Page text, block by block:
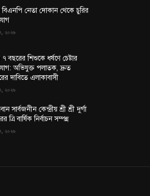
নেতা দোকান থেকে চুরির
২০২৬
বছরের শিশুকে ধর্ষণে চেষ্টার
অভিযুক্ত পলাতক, দ্রুত
দাবিতে এলাকাবাসী
২০২৬
সার্বজনীন কেন্দ্রীয় শ্রী শ্রী দুর্গা
ত্রি বার্ষিক নির্বাচন সম্পন্ন
২০২৬